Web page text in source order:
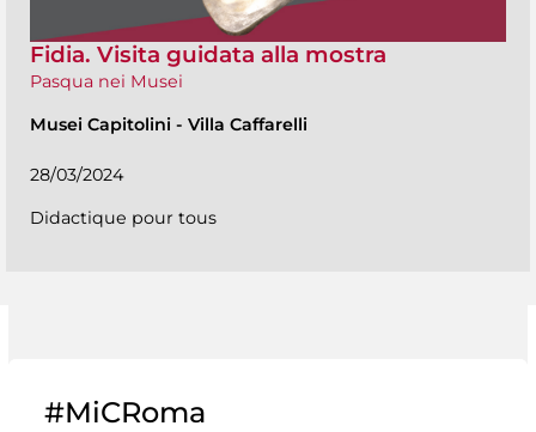
Fidia. Visita guidata alla mostra
Pasqua nei Musei
Musei Capitolini - Villa Caffarelli
28/03/2024
Didactique pour tous
#MiCRoma